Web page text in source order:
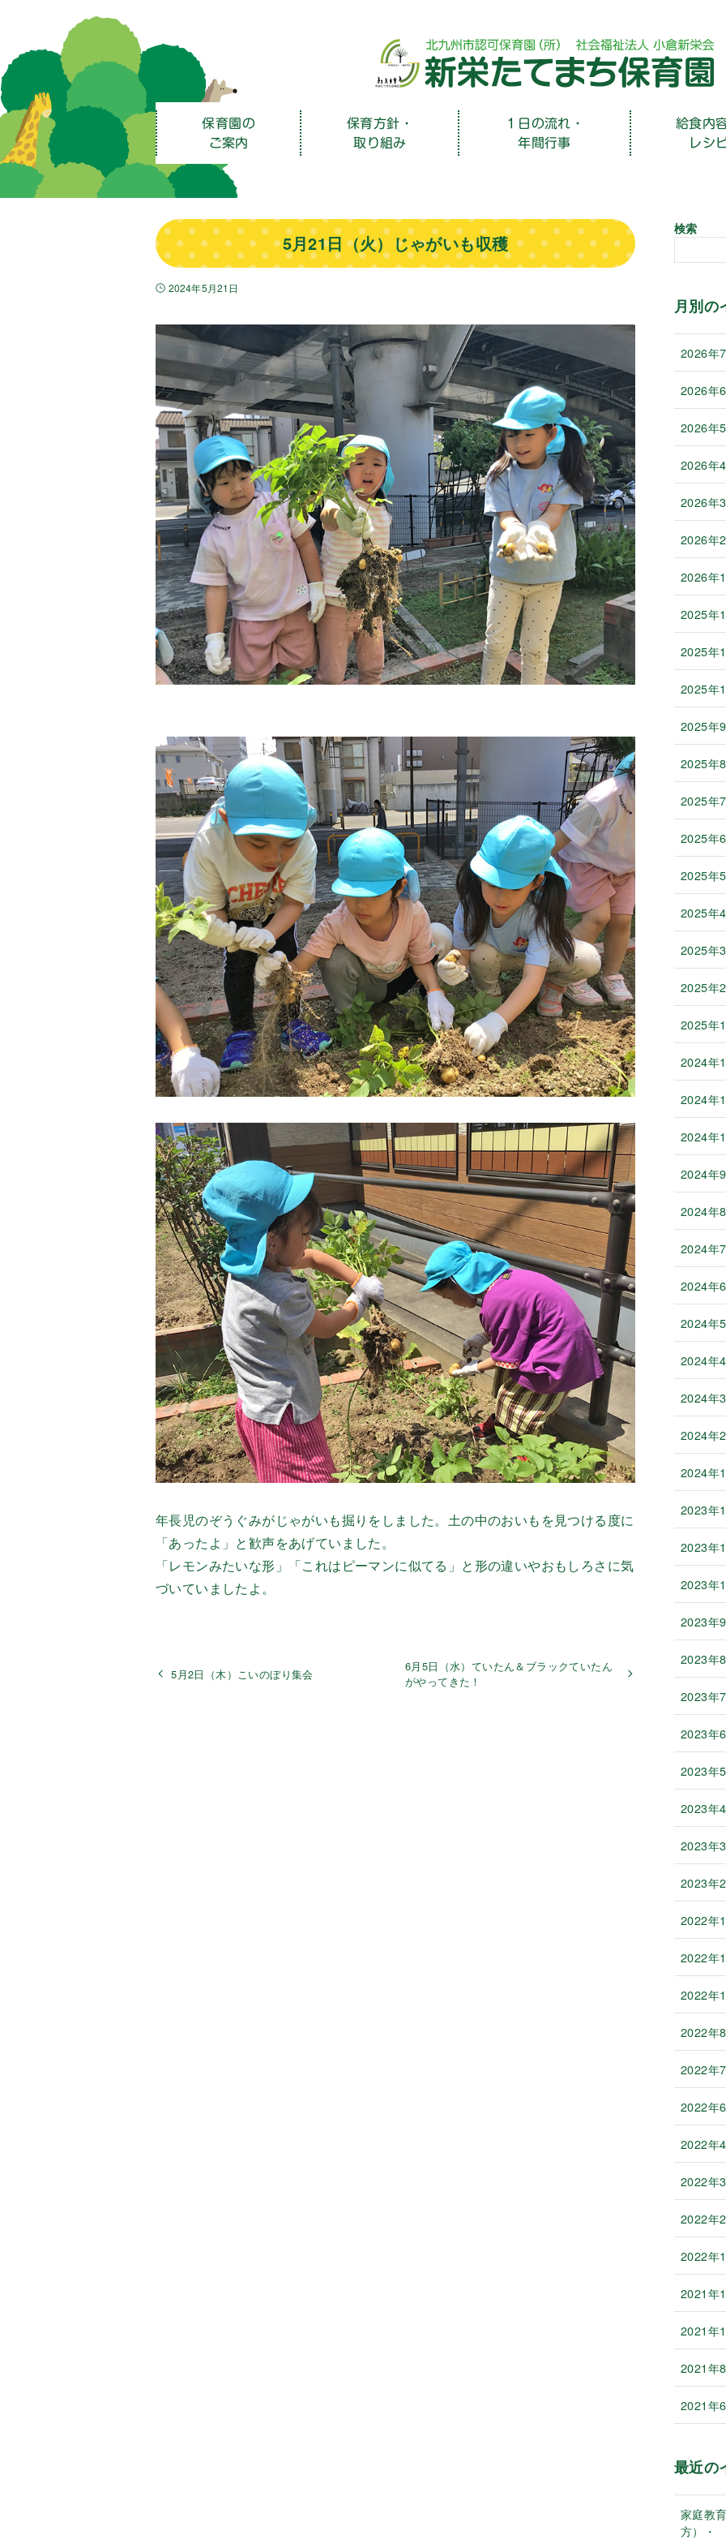
保育園の
ご案内
保育方針・
取り組み
１日の流れ・
年間行事
給食内
レシ
5月21日（火）じゃがいも収穫
2024年5月21日
年長児のぞうぐみがじゃがいも掘りをしました。土の中のおいもを見つける度に
「あったよ」と歓声をあげていました。
「レモンみたいな形」「これはピーマンに似てる」と形の違いやおもしろさに気
づいていましたよ。
5月2日（木）こいのぼり集会
6月5日（水）ていたん＆ブラックていたん
がやってきた！
検索
月別の
2026年
2026年
2026年
2026年
2026年
2026年
2026年
2025年
2025年
2025年
2025年
2025年
2025年
2025年
2025年
2025年
2025年
2025年
2025年
2024年
2024年
2024年
2024年
2024年
2024年
2024年
2024年
2024年
2024年
2024年
2024年
2023年
2023年
2023年
2023年
2023年
2023年
2023年
2023年
2023年
2023年
2023年
2022年
2022年
2022年
2022年
2022年
2022年
2022年
2022年
2022年
2022年
2021年
2021年
2021年
2021年
最近の
家庭教
方）・